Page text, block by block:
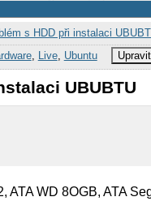
s HDD při instalaci
, Live, Ubuntu Upravit
UBUBTU
ATA WD 8OGB, ATA